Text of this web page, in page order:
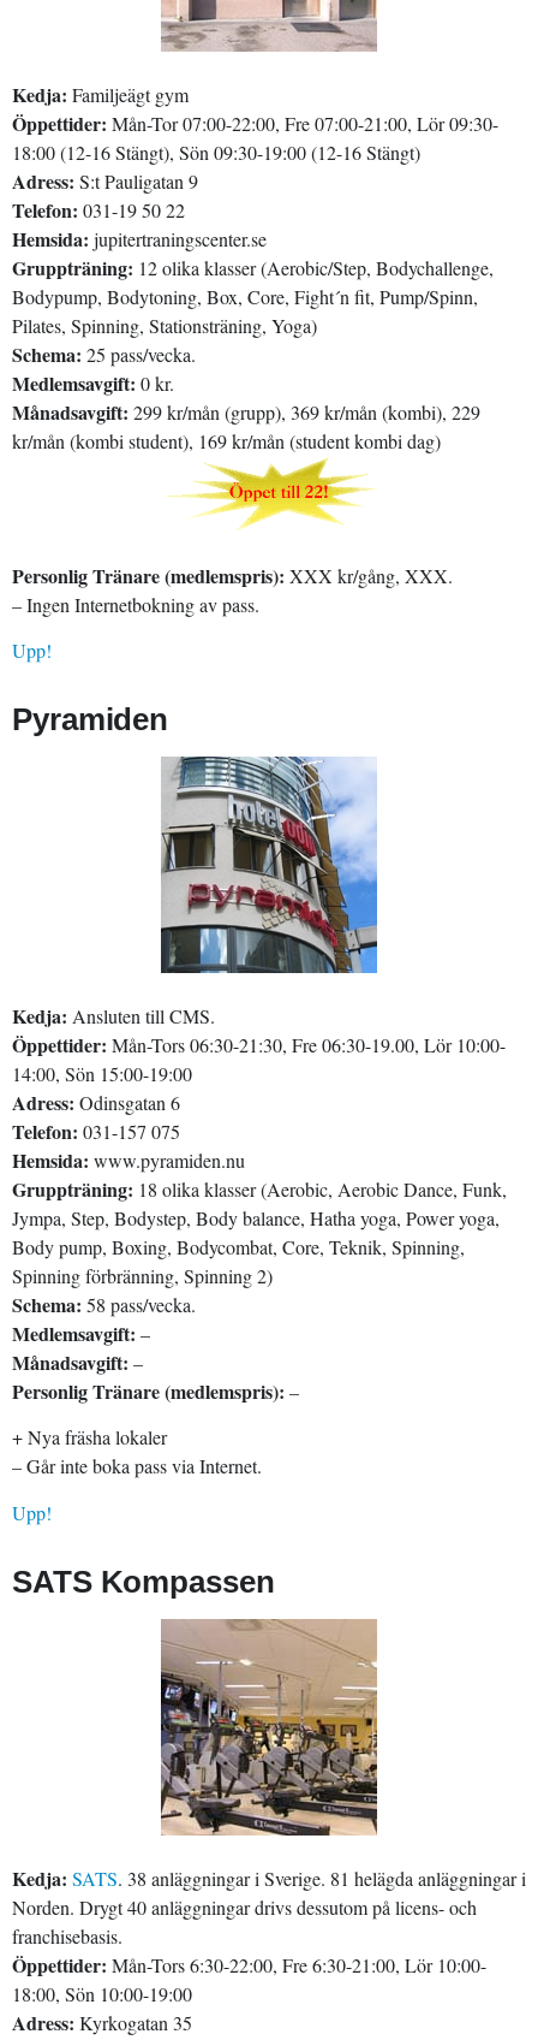
Kedja: Familjeägt gym
Öppettider: Mån-Tor 07:00-22:00, Fre 07:00-21:00, Lör 09:30-
18:00 (12-16 Stängt), Sön 09:30-19:00 (12-16 Stängt)
Adress: S:t Pauligatan 9
Telefon: 031-19 50 22
Hemsida: jupitertraningscenter.se
Gruppträning: 12 olika klasser (Aerobic/Step, Bodychallenge,
Bodypump, Bodytoning, Box, Core, Fight´n fit, Pump/Spinn,
Pilates, Spinning, Stationsträning, Yoga)
Schema: 25 pass/vecka.
Medlemsavgift: 0 kr.
Månadsavgift: 299 kr/mån (grupp), 369 kr/mån (kombi), 229
kr/mån (kombi student), 169 kr/mån (student kombi dag)
Personlig Tränare (medlemspris): XXX kr/gång, XXX.
– Ingen Internetbokning av pass.
Upp!
Pyramiden
Kedja: Ansluten till CMS.
Öppettider: Mån-Tors 06:30-21:30, Fre 06:30-19.00, Lör 10:00-
14:00, Sön 15:00-19:00
Adress: Odinsgatan 6
Telefon: 031-157 075
Hemsida: www.pyramiden.nu
Gruppträning: 18 olika klasser (Aerobic, Aerobic Dance, Funk,
Jympa, Step, Bodystep, Body balance, Hatha yoga, Power yoga,
Body pump, Boxing, Bodycombat, Core, Teknik, Spinning,
Spinning förbränning, Spinning 2)
Schema: 58 pass/vecka.
Medlemsavgift: –
Månadsavgift: –
Personlig Tränare (medlemspris): –
+ Nya fräsha lokaler
– Går inte boka pass via Internet.
Upp!
SATS Kompassen
Kedja: SATS. 38 anläggningar i Sverige. 81 helägda anläggningar i
Norden. Drygt 40 anläggningar drivs dessutom på licens- och
franchisebasis.
Öppettider: Mån-Tors 6:30-22:00, Fre 6:30-21:00, Lör 10:00-
18:00, Sön 10:00-19:00
Adress: Kyrkogatan 35